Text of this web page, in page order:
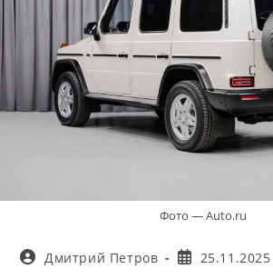
Фото — Auto.ru
АвторДмитрий Петров
Запись25.11.2025